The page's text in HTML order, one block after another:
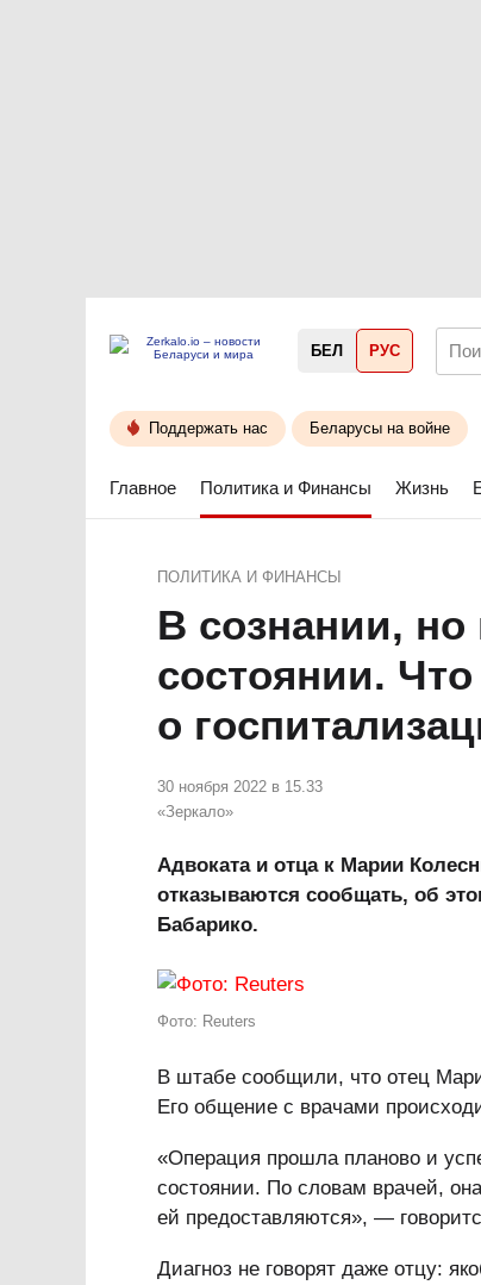
БЕЛ РУС
Поддержать нас Беларусы на войне
Главное Политика и Финансы Жизнь
ПОЛИТИКА И ФИНАНСЫ
В сознании,
состоянии.
о
30 ноября 2022 в 15.33
«Зеркало»
Адвоката и отца к Марии
отказываются сообщать, об
Бабарико.
Фото: Reuters
В штабе сообщили, что отец
Его общение с врачами
«Операция прошла планово и
состоянии. По словам врачей,
ей предоставляются», —
Диагноз не говорят даже отцу: